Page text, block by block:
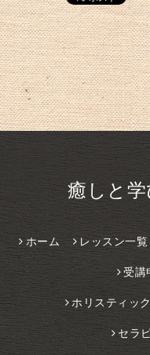
癒しと
ホーム レッスン一覧
受講
ホリスティッ
セラ